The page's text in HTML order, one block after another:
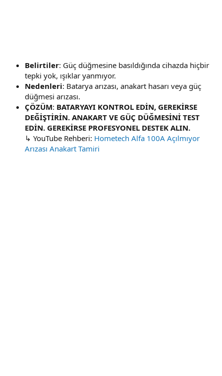
Belirtiler: Güç düğmesine basıldığında cihazda hiçbir
tepki yok, ışıklar yanmıyor.
Nedenleri: Batarya arızası, anakart hasarı veya güç
düğmesi arızası.
ÇÖZÜM: BATARYAYI KONTROL EDİN, GEREKİRSE
DEĞİŞTİRİN. ANAKART VE GÜÇ DÜĞMESİNİ TEST
EDİN. GEREKİRSE PROFESYONEL DESTEK ALIN.
↳ YouTube Rehberi: Hometech Alfa 100A Açılmıyor
Arızası Anakart Tamiri